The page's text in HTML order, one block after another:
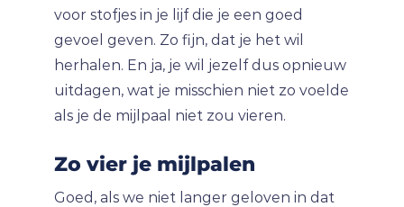
voor stofjes in je lijf die je een goed
gevoel geven. Zo fijn, dat je het wil
herhalen. En ja, je wil jezelf dus opnieuw
uitdagen, wat je misschien niet zo voelde
als je de mijlpaal niet zou vieren.
Zo vier je mijlpalen
Goed, als we niet langer geloven in dat